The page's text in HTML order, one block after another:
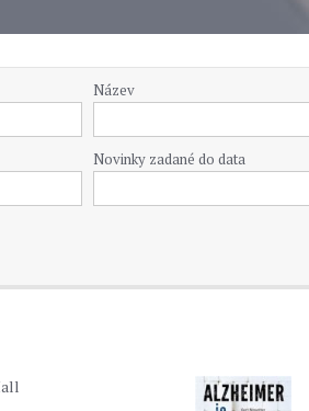
Název
Novinky zadané do data